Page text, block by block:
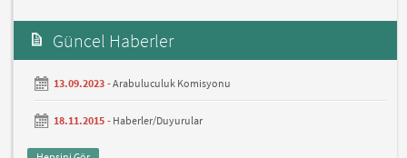
Güncel Haberler
13.09.2023 -Arabuluculuk Komisyonu
18.11.2015 - Haberler/Duyurular